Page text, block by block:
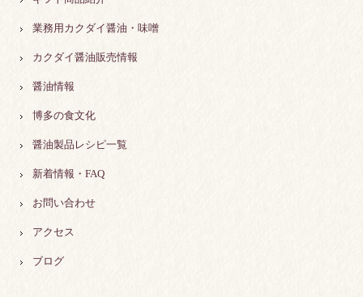
業務用カクダイ醤油・味噌
カクダイ醤油販売情報
醤油情報
博多の食文化
醤油製品レシピ一覧
新着情報・FAQ
お問い合わせ
アクセス
ブログ